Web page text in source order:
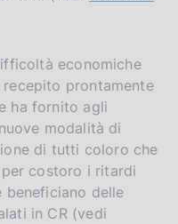
economiche
recepito prontamente
ha fornito agli
modalità di
di tutti coloro che
costoro i ritardi
beneficiano delle
in CR (vedi